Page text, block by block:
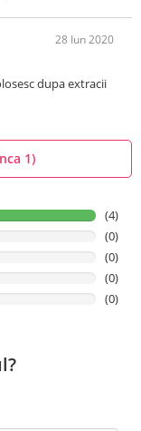
28 Iun 2020
dupa extracii
1)
(4)
(0)
(0)
(0)
(0)